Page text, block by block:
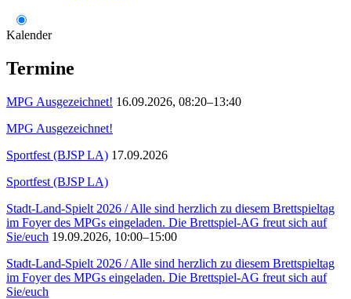
Kalender
Termine
MPG Ausgezeichnet! 16.09.2026, 08:20–13:40
MPG Ausgezeichnet!
Sportfest (BJSP LA) 17.09.2026
Sportfest (BJSP LA)
Stadt-Land-Spielt 2026 / Alle sind herzlich zu diesem Brettspieltag
im Foyer des MPGs eingeladen. Die Brettspiel-AG freut sich auf
Sie/euch 19.09.2026, 10:00–15:00
Stadt-Land-Spielt 2026 / Alle sind herzlich zu diesem Brettspieltag
im Foyer des MPGs eingeladen. Die Brettspiel-AG freut sich auf
Sie/euch